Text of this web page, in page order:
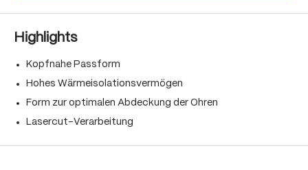
Highlights
Kopfnahe Passform
Hohes Wärmeisolationsvermögen
Form zur optimalen Abdeckung der Ohren
Lasercut-Verarbeitung